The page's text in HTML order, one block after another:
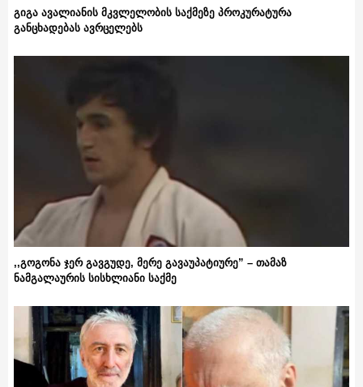
გიგა ავალიანის მკვლელობის საქმეზე პროკურატურა
განცხადებას ავრცელებს
,,გოგონა ჯერ გავგუდე, მერე გავაუპატიურე” – თამაზ
ნამგალაურის სისხლიანი საქმე